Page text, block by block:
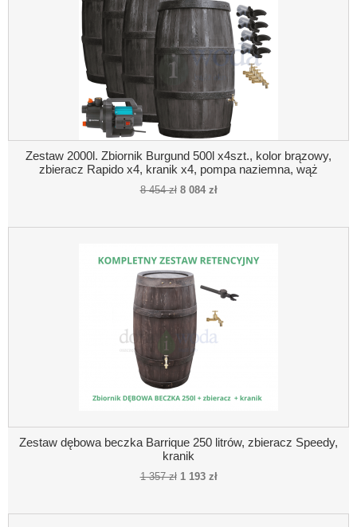
Zestaw 2000l. Zbiornik Burgund 500l x4szt., kolor brązowy,
zbieracz Rapido x4, kranik x4, pompa naziemna, wąż
ciśnieniowy
8 454 zł 8 084 zł
Zestaw dębowa beczka Barrique 250 litrów, zbieracz Speedy,
kranik
1 357 zł 1 193 zł